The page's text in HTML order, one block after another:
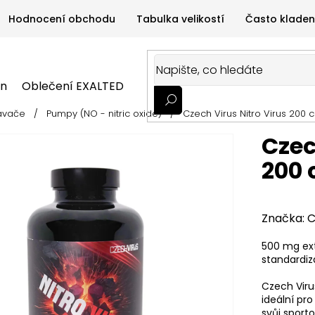
Hodnocení obchodu Tabulka velikostí Často
Oblečení EXALTED Oblečení GYMTIME Sportovní
Oblečení GYMTIME Sportovní výživa Zdravá
/ Pumpy (NO - nitric oxide) / Czech Virus Nitro Virus 200
500 mg
Czech
ideální
200
Značka: